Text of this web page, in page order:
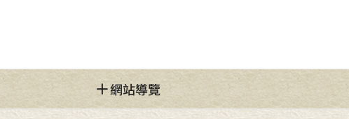
網站導覽